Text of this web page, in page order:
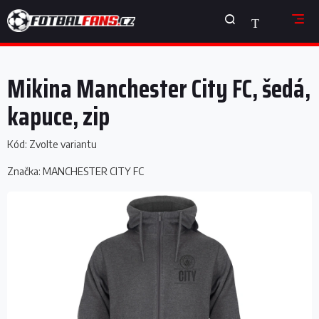
na
obsah
NÁKUPNÍ
KOŠÍK
Mikina Manchester City FC, šedá,
kapuce, zip
Kód: Zvolte variantu
Značka: MANCHESTER CITY FC